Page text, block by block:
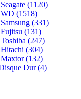
(1120)
WD (1518)
(331)
(131)
(247)
(304)
(132)
Dur(4)